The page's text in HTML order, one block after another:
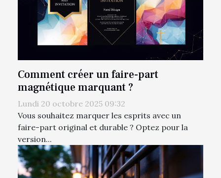
Comment créer un faire-part
magnétique marquant ?
Lundi 20 octobre 2025 09:32
Vous souhaitez marquer les esprits avec un
faire-part original et durable ? Optez pour la
version...